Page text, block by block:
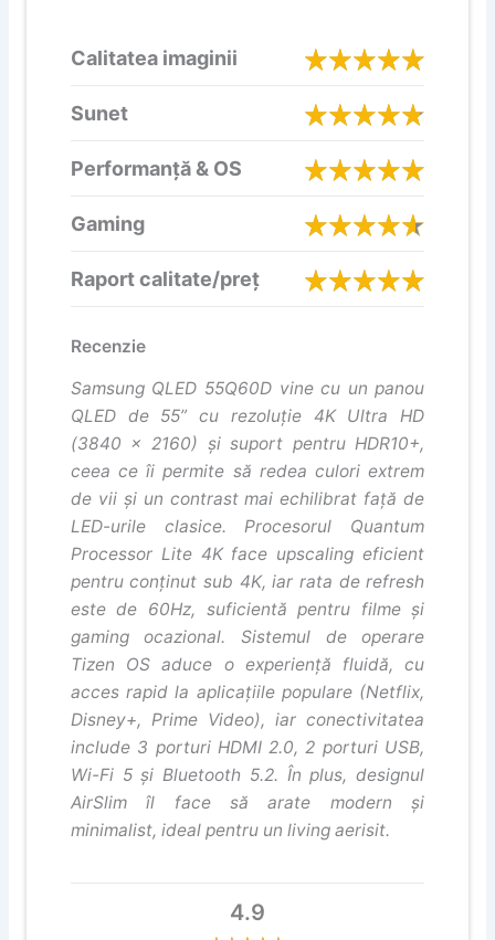
Calitatea imaginii
Sunet
Performanță & OS
Gaming
Raport calitate/preț
Recenzie
Samsung QLED 55Q60D vine cu un panou
QLED de 55” cu rezoluție 4K Ultra HD
(3840 x 2160) și suport pentru HDR10+,
ceea ce îi permite să redea culori extrem
de vii și un contrast mai echilibrat față de
LED-urile clasice. Procesorul Quantum
Processor Lite 4K face upscaling eficient
pentru conținut sub 4K, iar rata de refresh
este de 60Hz, suficientă pentru filme și
gaming ocazional. Sistemul de operare
Tizen OS aduce o experiență fluidă, cu
acces rapid la aplicațiile populare (Netflix,
Disney+, Prime Video), iar conectivitatea
include 3 porturi HDMI 2.0, 2 porturi USB,
Wi-Fi 5 și Bluetooth 5.2. În plus, designul
AirSlim îl face să arate modern și
minimalist, ideal pentru un living aerisit.
4.9